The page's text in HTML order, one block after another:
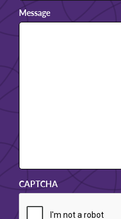
Message
CAPTCHA